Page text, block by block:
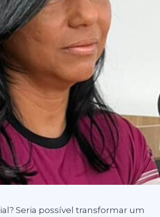
Seria possível transformar um